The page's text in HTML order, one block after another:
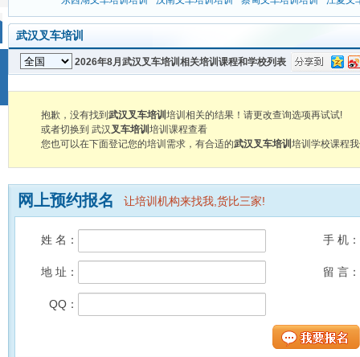
武汉叉车培训
2026年8月武汉叉车培训相关培训课程和学校列表
抱歉，没有找到 武汉叉车培训 培训相关的结果！请更改查询选项再试试!
或者切换到 武汉叉车培训 培训课程查看
您也可以在下面登记您的培训需求，有合适的武汉叉车培训 培训学校课程
网上预约报名 让培训机构来找我,货比三家!
姓 名： 手 机：
地 址： 留 言：
QQ：